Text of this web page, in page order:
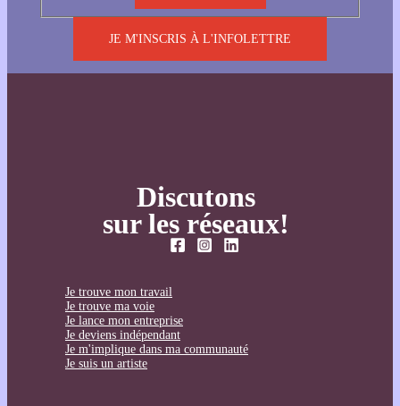
JE M'INSCRIS À L'INFOLETTRE
Discutons
sur les réseaux!
Je trouve mon travail
Je trouve ma voie
Je lance mon entreprise
Je deviens indépendant
Je m'implique dans ma communauté
Je suis un artiste